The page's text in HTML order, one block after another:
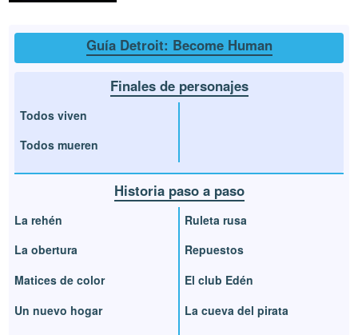
Guía Detroit: Become Human
Finales de personajes
Todos viven
Todos mueren
Historia paso a paso
La rehén
La obertura
Matices de color
Un nuevo hogar
Ruleta rusa
Repuestos
El club Edén
La cueva del pirata